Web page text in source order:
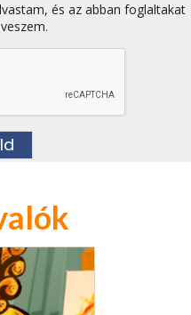
és az abban foglaltakat